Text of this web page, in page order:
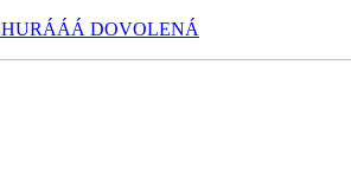
HURÁÁÁ DOVOLENÁ